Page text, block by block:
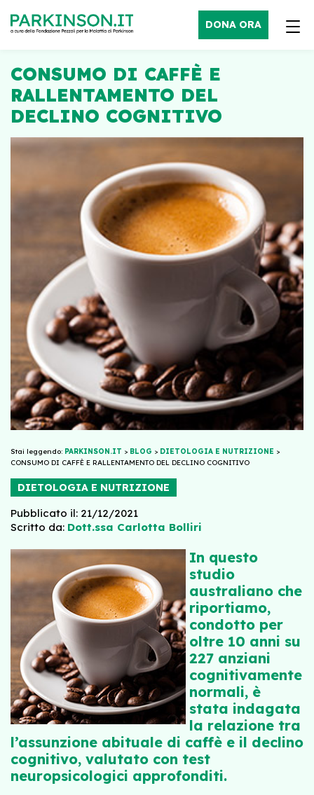
DONA ORA
CONSUMO DI CAFFÈ E
RALLENTAMENTO DEL
DECLINO COGNITIVO
Stai leggendo: PARKINSON.IT > BLOG > DIETOLOGIA E NUTRIZIONE >
CONSUMO DI CAFFÈ E RALLENTAMENTO DEL DECLINO COGNITIVO
DIETOLOGIA E NUTRIZIONE
Pubblicato il: 21/12/2021
Scritto da: Dott.ssa Carlotta Bolliri
In questo
studio
australiano che
riportiamo,
condotto per
oltre 10 anni su
227 anziani
cognitivamente
normali, è
stata indagata
la relazione tra
l’assunzione abituale di caffè e il declino
cognitivo, valutato con test
neuropsicologici approfonditi.